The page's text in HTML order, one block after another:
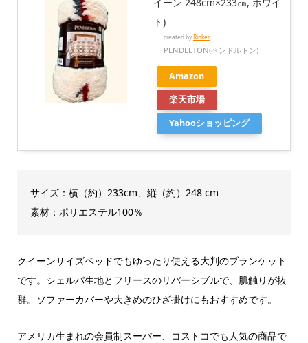
ト)
created byRinker
PENDLETON(ペンドルトン)
Amazon
楽天市場
Yahooショッピング
サイズ：横（約）233cm、縦（約）248 cm
素材：ポリエステル100％
クイーンサイズベッドでもゆったり使える大判のブランケット
です。シェルパ生地とフリースのリバーシブルで、肌触りが抜
群。ソファーカバーや大きめのひざ掛けにもおすすめです。
アメリカ生まれの会員制スーパー、コストコでも人気の商品で